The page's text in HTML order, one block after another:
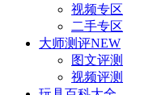
视频专区
二手专区
大师测评NEW
图文评测
视频评测